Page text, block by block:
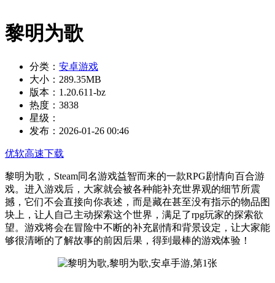
黎明为歌
分类： 安卓游戏
大小： 289.35MB
版本： 1.20.611-bz
热度： 3838
星级：
发布： 2026-01-26 00:46
优软高速下载
黎明为歌，Steam同名游戏益智而来的一款RPG剧情向百合游
戏。进入游戏后，大家就会被各种能补充世界观的细节所震
撼，它们不会直接向你表述，而是藏在甚至没有指示的物品图
块上，让人自己主动探索这个世界，满足了rpg玩家的探索欲
望。游戏将会在冒险中不断的补充剧情和背景设定，让大家能
够很清晰的了解故事的前因后果，得到最棒的游戏体验！